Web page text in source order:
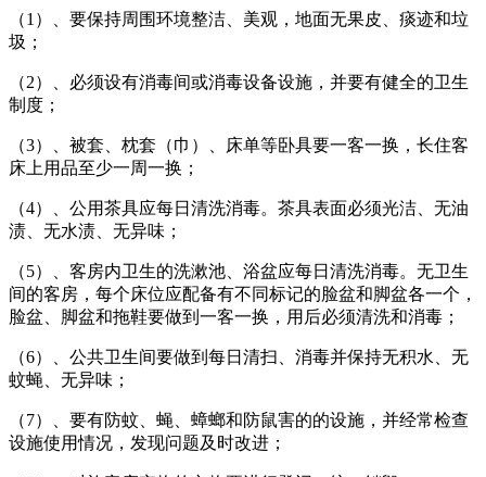
（1）、要保持周围环境整洁、美观，地面无果皮、痰迹和垃
圾；
（2）、必须设有消毒间或消毒设备设施，并要有健全的卫生
制度；
（3）、被套、枕套（巾）、床单等卧具要一客一换，长住客
床上用品至少一周一换；
（4）、公用茶具应每日清洗消毒。茶具表面必须光洁、无油
渍、无水渍、无异味；
（5）、客房内卫生的洗漱池、浴盆应每日清洗消毒。无卫生
间的客房，每个床位应配备有不同标记的脸盆和脚盆各一个，
脸盆、脚盆和拖鞋要做到一客一换，用后必须清洗和消毒；
（6）、公共卫生间要做到每日清扫、消毒并保持无积水、无
蚊蝇、无异味；
（7）、要有防蚊、蝇、蟑螂和防鼠害的的设施，并经常检查
设施使用情况，发现问题及时改进；